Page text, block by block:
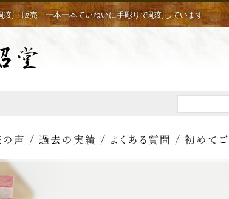
刻・販売 一本一本ていねいに手彫りで彫刻しています